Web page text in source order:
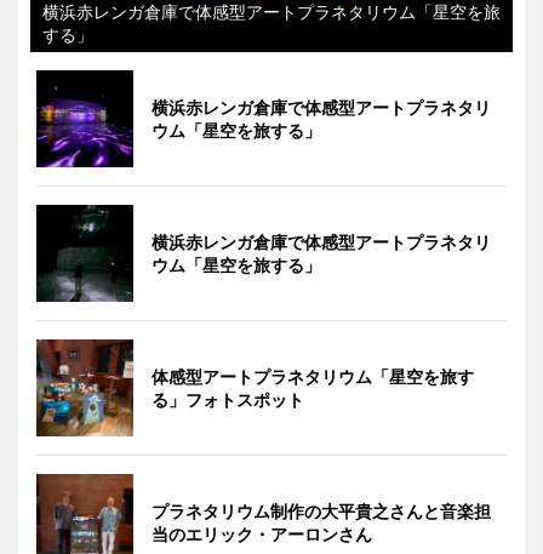
横浜赤レンガ倉庫で体感型アートプラネタリウム「星空を旅
する」
横浜赤レンガ倉庫で体感型アートプラネタリ
ウム「星空を旅する」
横浜赤レンガ倉庫で体感型アートプラネタリ
ウム「星空を旅する」
体感型アートプラネタリウム「星空を旅す
る」フォトスポット
プラネタリウム制作の大平貴之さんと音楽担
当のエリック・アーロンさん